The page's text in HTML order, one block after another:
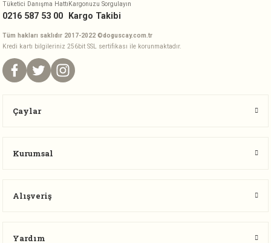
Tüketici Danışma Hattı
0216 587 53 00
Kargonuzu Sorgulayın
Kargo Takibi
Tüm hakları saklıdır 2017-2022 ©doguscay.com.tr
Kredi kartı bilgileriniz 256bit SSL sertifikası ile korunmaktadır.
Çaylar
Kurumsal
Alışveriş
Yardım